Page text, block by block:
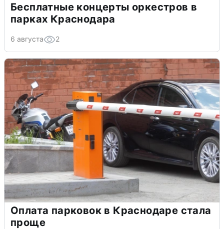
Бесплатные концерты оркестров в
парках Краснодара
6 августа 2
Оплата парковок в Краснодаре стала
проще